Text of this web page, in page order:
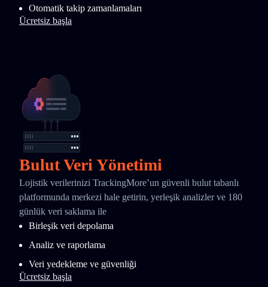
Otomatik takip zamanlamaları
Ücretsiz başla
Bulut Veri Yönetimi
Lojistik verilerinizi TrackingMore’un güvenli bulut tabanlı
platformunda merkezi hale getirin, yerleşik analizler ve 180
günlük veri saklama ile
Birleşik veri depolama
Analiz ve raporlama
Veri yedekleme ve güvenliği
Ücretsiz başla